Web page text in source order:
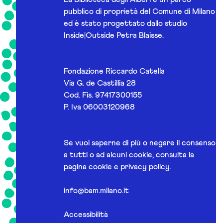
pubblico di proprietà del Comune di Milano
ed è stato progettato dallo studio
Inside|Outside Petra Blaisse.
Fondazione Riccardo Catella
Via G. de Castillia 28
Cod. Fis. 97417300155
P. Iva 06003120968
Se vuoi saperne di più o negare il consenso
a tutti o ad alcuni cookie, consulta la
pagina cookie e privacy policy.
info@bam.milano.it
Accessibilità